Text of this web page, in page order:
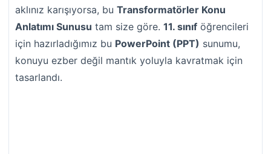
aklınız karışıyorsa, bu Transformatörler Konu
Anlatımı Sunusu tam size göre. 11. sınıf öğrencileri
için hazırladığımız bu PowerPoint (PPT) sunumu,
konuyu ezber değil mantık yoluyla kavratmak için
tasarlandı.